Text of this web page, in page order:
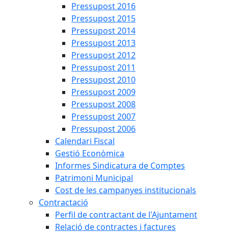
Pressupost 2016
Pressupost 2015
Pressupost 2014
Pressupost 2013
Pressupost 2012
Pressupost 2011
Pressupost 2010
Pressupost 2009
Pressupost 2008
Pressupost 2007
Pressupost 2006
Calendari Fiscal
Gestió Econòmica
Informes Sindicatura de Comptes
Patrimoni Municipal
Cost de les campanyes institucionals
Contractació
Perfil de contractant de l'Ajuntament
Relació de contractes i factures